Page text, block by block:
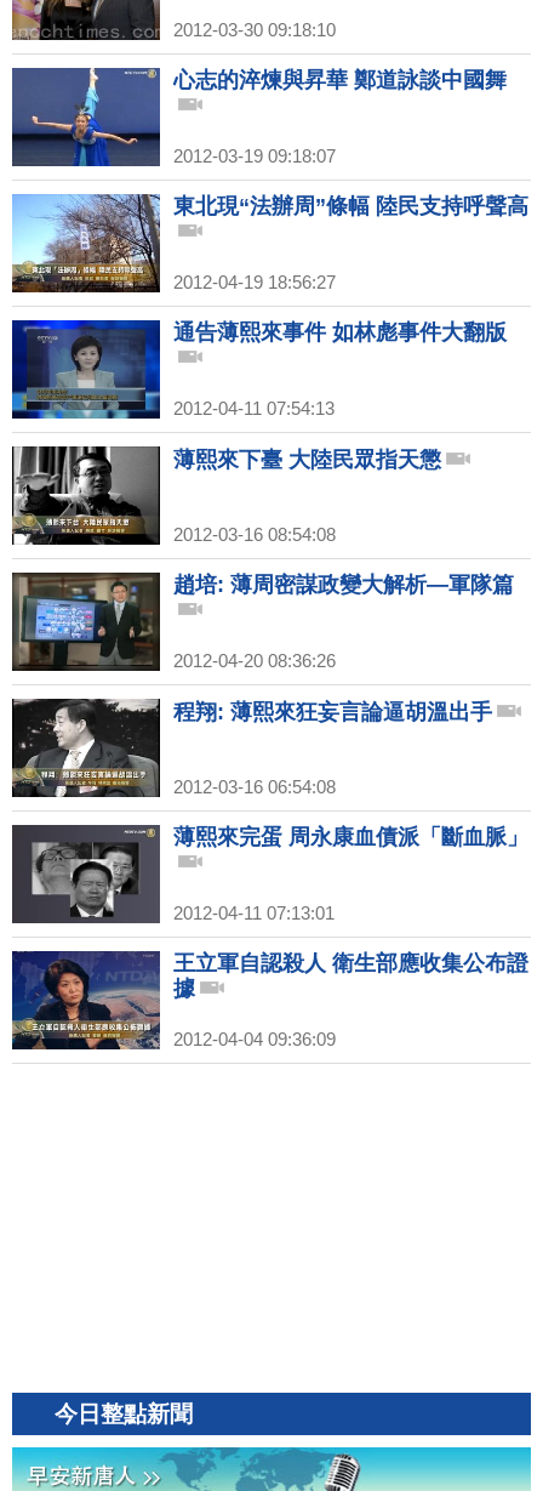
2012-03-30 09:18:10
心志的淬煉與昇華 鄭道詠談中國舞
2012-03-19 09:18:07
東北現“法辦周”條幅 陸民支持呼聲高
2012-04-19 18:56:27
通告薄熙來事件 如林彪事件大翻版
2012-04-11 07:54:13
薄熙來下臺 大陸民眾指天懲
2012-03-16 08:54:08
趙培: 薄周密謀政變大解析—軍隊篇
2012-04-20 08:36:26
程翔: 薄熙來狂妄言論逼胡溫出手
2012-03-16 06:54:08
薄熙來完蛋 周永康血債派「斷血脈」
2012-04-11 07:13:01
王立軍自認殺人 衛生部應收集公布證
據
2012-04-04 09:36:09
今日整點新聞